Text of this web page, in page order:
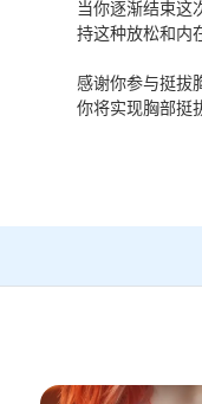
当你逐渐结束这
持这种放松和内
感谢你参与挺拔
你将实现胸部挺